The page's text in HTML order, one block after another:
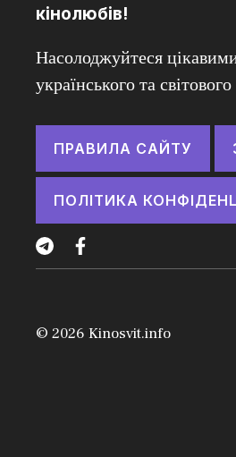
кінолюбів!
Насолоджуйтеся
українського та
ПРАВИЛА САЙТУ
ПОЛІТИКА
© 2026 Kinosvit.info